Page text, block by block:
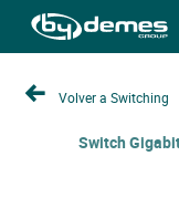
Volver a Switching
Switch